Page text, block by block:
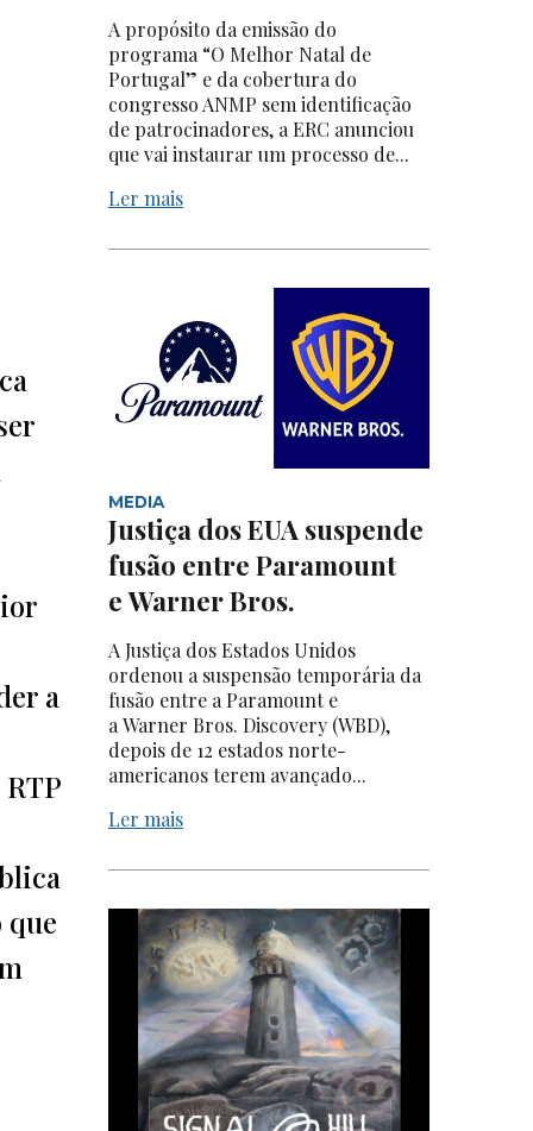
a
que
A propósito da emissão do
programa “O Melhor Natal de
Portugal” e da cobertura do
congresso ANMP sem identificação
de patrocinadores, a ERC anunciou
que vai instaurar um processo de...
Ler mais
MEDIA
Justiça dos EUA suspende
fusão entre Paramount
e Warner Bros.
A Justiça dos Estados Unidos
ordenou a suspensão temporária da
fusão entre a Paramount e
a Warner Bros. Discovery (WBD),
depois de 12 estados norte-
americanos terem avançado...
Ler mais